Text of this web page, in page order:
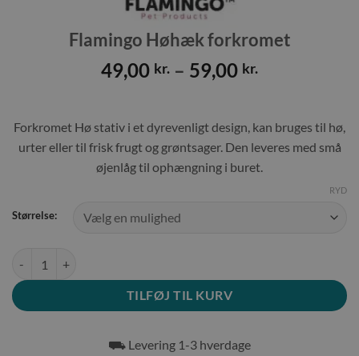
Flamingo Høhæk forkromet
49,00 kr. – 59,00 kr.
59,00 kr.
Forkromet Hø stativ i et dyrevenligt design, kan bruges til hø,
urter eller til frisk frugt og grøntsager. Den leveres med små
øjenlåg til ophængning i buret.
Størrelse:
RYD
TILFØJ TIL KURV
⛟ Levering 1-3 hverdage